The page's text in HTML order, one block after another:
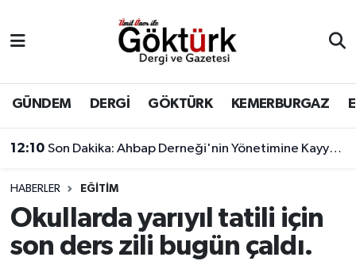
GÜNDEM DERGİ GÖKTÜRK KEMERBURGAZ
12:10 Son Dakika: Ahbap Derneği'nin Yönetimine Kayyum Atandı
HABERLER EĞİTİM
Okullarda yarıyıl tatili için
son ders zili bugün çaldı.
BİLİM
DERGİ
DÜNYA
EĞİTİM
Eyüpsultan Hava Durumu
Eyüpsultan Trafik Yoğunluk Haritası
Süper Lig Puan Durumu ve Fikstür
Tüm Manşetler
Son Dakika Haberleri